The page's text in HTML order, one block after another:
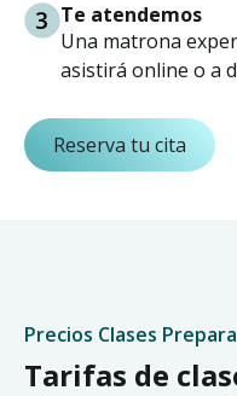
Te atendemos
Una matrona
asistirá online o a
Reserva tu cita
Precios Clases
Tarifas de